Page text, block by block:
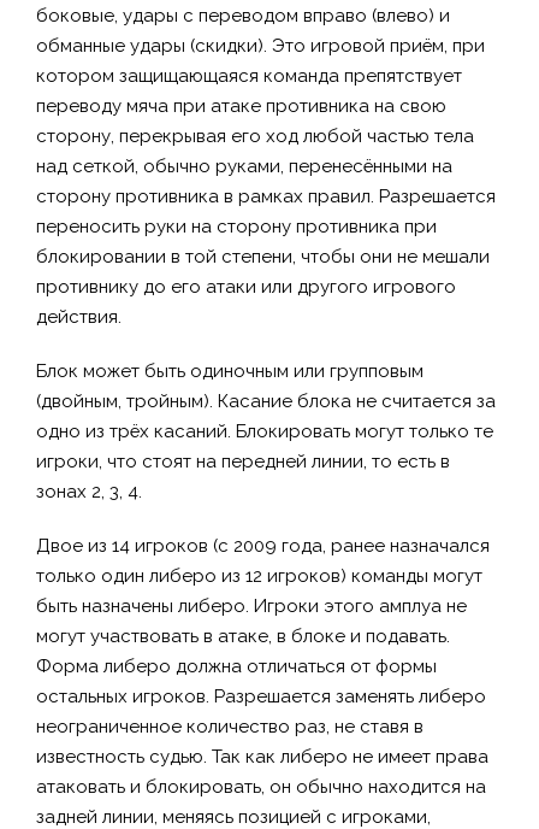
боковые, удары с переводом вправо (влево) и
обманные удары (скидки). Это игровой приём, при
котором защищающаяся команда препятствует
переводу мяча при атаке противника на свою
сторону, перекрывая его ход любой частью тела
над сеткой, обычно руками, перенесёнными на
сторону противника в рамках правил. Разрешается
переносить руки на сторону противника при
блокировании в той степени, чтобы они не мешали
противнику до его атаки или другого игрового
действия.
Блок может быть одиночным или групповым
(двойным, тройным). Касание блока не считается за
одно из трёх касаний. Блокировать могут только те
игроки, что стоят на передней линии, то есть в
зонах 2, 3, 4.
Двое из 14 игроков (с 2009 года, ранее назначался
только один либеро из 12 игроков) команды могут
быть назначены либеро. Игроки этого амплуа не
могут участвовать в атаке, в блоке и подавать.
Форма либеро должна отличаться от формы
остальных игроков. Разрешается заменять либеро
неограниченное количество раз, не ставя в
известность судью. Так как либеро не имеет права
атаковать и блокировать, он обычно находится на
задней линии, меняясь позицией с игроками,